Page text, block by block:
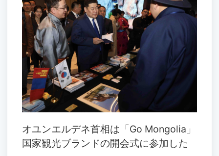
オユンエルデネ首相は「Go Mongolia」
国家観光ブランドの開会式に参加した